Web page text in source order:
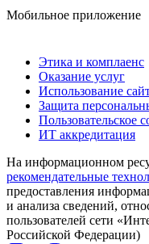
Мобильное приложение
Этика и комплаенс
Оказание услуг
Использование
Защита
Пользовательское
ИТ аккредитация
На информационном
рекомендательные
предоставления
и анализа сведений,
пользователей сети
Российской Федерации)